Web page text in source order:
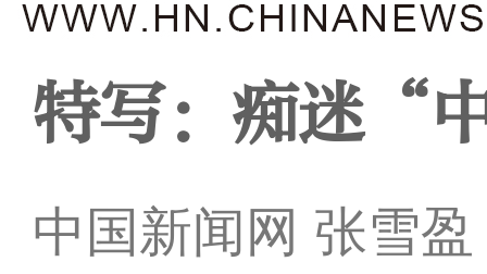
特写：痴迷“
中国新闻网 张雪